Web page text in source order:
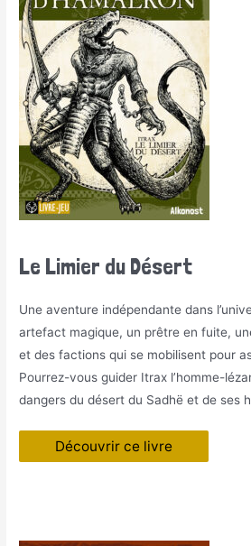
Le Limier du Désert
Une aventure indépendante dans
artefact magique, un prêtre en fuite,
et des factions qui se mobilisent pour
Pourrez-vous guider Itrax l’homme-
dangers du désert du Sadhë et de ses
Découvrir ce livre